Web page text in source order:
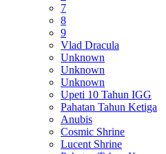
7
8
9
Vlad Dracula
Unknown
Unknown
Unknown
Upeti 10 Tahun IGG
Pahatan Tahun Ketiga
Anubis
Cosmic Shrine
Lucent Shrine